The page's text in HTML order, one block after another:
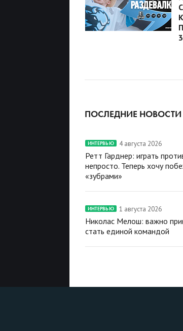
ПОСЛЕДНИЕ НОВОСТИ
ИНТЕРВЬЮ 4 августа 2026
Ретт Гарднер: играть
непросто. Теперь хочу
«зубрами»
ИНТЕРВЬЮ 1 августа 2026
Николас Мелош: важно
стать единой командой